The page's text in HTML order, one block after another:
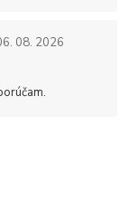
08. 2026